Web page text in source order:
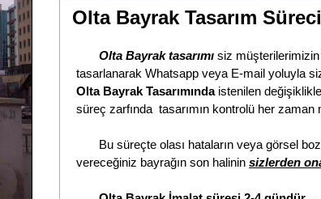
Olta Bayrak Tasarım Süreci
Olta Bayrak tasarımı siz
tasarlanarak Whatsapp veya E-mail yoluyla
Olta Bayrak Tasarımında istenilen
süreç zarfında tasarımın kontrolü her
Bu süreçte olası hataların veya görsel
vereceğiniz bayrağın son halinin sizlerden